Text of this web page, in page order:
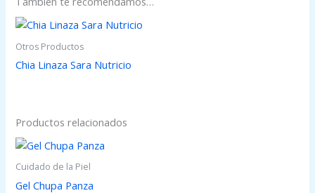
Otros Productos
Chia Linaza Sara Nutricio
Productos relacionados
Cuidado de la Piel
Gel Chupa Panza